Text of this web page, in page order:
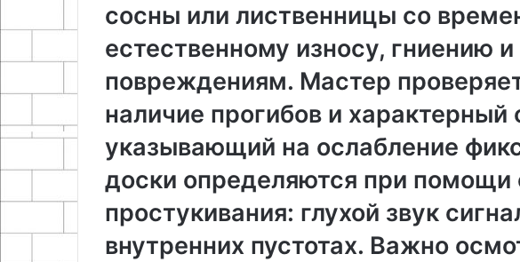
сосны или лиственницы со
естественному износу, гниению
повреждениям. Мастер
наличие прогибов и характерный
указывающий на ослабление
доски определяются при помощи
простукивания: глухой звук
внутренних пустотах. Важно